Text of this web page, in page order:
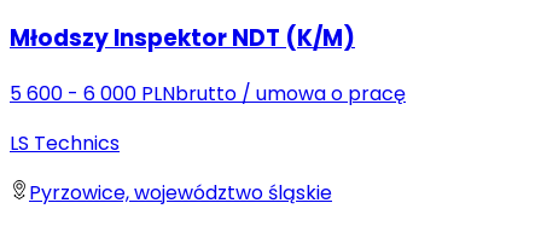
Młodszy Inspektor NDT (K/M)
5 600 - 6 000 PLNbrutto / umowa o pracę
LS Technics
Pyrzowice, województwo śląskie